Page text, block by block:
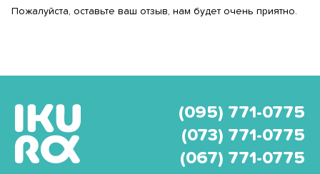
Пожалуйста, оставьте ваш отзыв, нам будет очень приятно.
(095) 771-0775
(073) 771-0775
(067) 771-0775